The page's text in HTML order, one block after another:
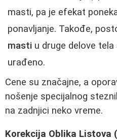
masti, pa je efekat
ponavljanje. Takođe,
masti u druge delove
urađeno.
Cene su značajne, a
nošenje specijalnog
na zadnjici neko vreme.
Korekcija Oblika Listova